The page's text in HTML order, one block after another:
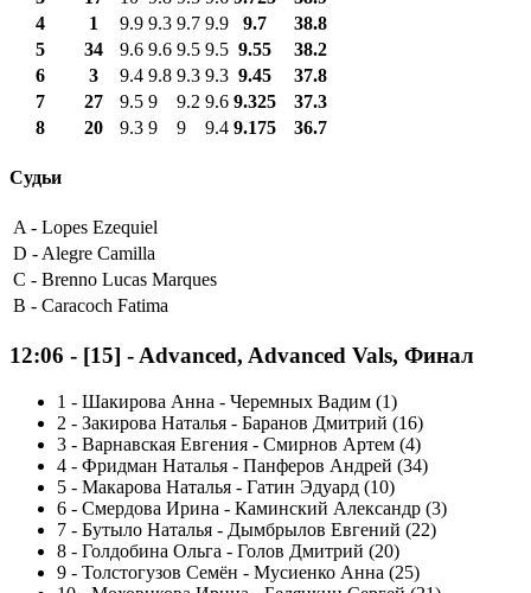
4
1 9.9 9.3 9.7 9.9 9.7
38.8
5
34 9.6 9.6 9.5 9.5 9.55
38.2
6
3 9.4 9.8 9.3 9.3 9.45
37.8
7
27 9.5 9 9.2 9.6 9.325
37.3
8
20 9.3 9 9 9.4 9.175 36.7
Судьи
A - Lopes Ezequiel
D - Alegre Camilla
C - Brenno Lucas Marques
B - Caracoch Fatima
12:06 - [15] - Advanced, Advanced Vals, Финал
1 - Шакирова Анна - Черемных Вадим (1)
2 - Закирова Наталья - Баранов Дмитрий (16)
3 - Варнавская Евгения - Смирнов Артем (4)
4 - Фридман Наталья - Панферов Андрей (34)
5 - Макарова Наталья - Гатин Эдуард (10)
6 - Смердова Ирина - Каминский Александр (3)
7 - Бутыло Наталья - Дымбрылов Евгений (22)
8 - Голдобина Ольга - Голов Дмитрий (20)
9 - Толстогузов Семён - Мусиенко Анна (25)